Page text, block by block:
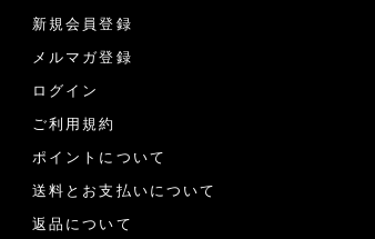
新規会員登録
メルマガ登録
ログイン
ご利用規約
ポイントについて
送料とお支払いについて
返品について